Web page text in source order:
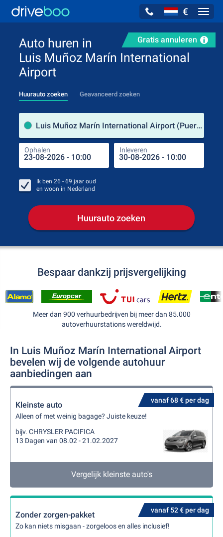
€
Gratis annuleren
Auto huren in
Luis Muñoz Marín International
Airport
Huurauto zoeken Geavanceerd zoeken
Luis Muñoz Marín International Airport (Puerto Rico)
Ophalen Inleveren
Ik ben 26 - 69 jaar oud
en woon in Nederland
Huurauto zoeken
Bespaar dankzij prijsvergelijking
Meer dan 900 verhuurbedrijven bij meer dan 85.000
autoverhuurstations wereldwijd.
In Luis Muñoz Marín International Airport
bevelen wij de volgende autohuur
aanbiedingen aan
vanaf 68 € per dag
Kleinste auto
Alleen of met weinig bagage? Juiste keuze!
bijv. CHRYSLER PACIFICA
13 Dagen van 08.02 - 21.02.2027
Vergelijk kleinste auto's
vanaf 52 € per dag
Zonder zorgen-pakket
Zo kan niets misgaan - zorgeloos en alles inclusief!